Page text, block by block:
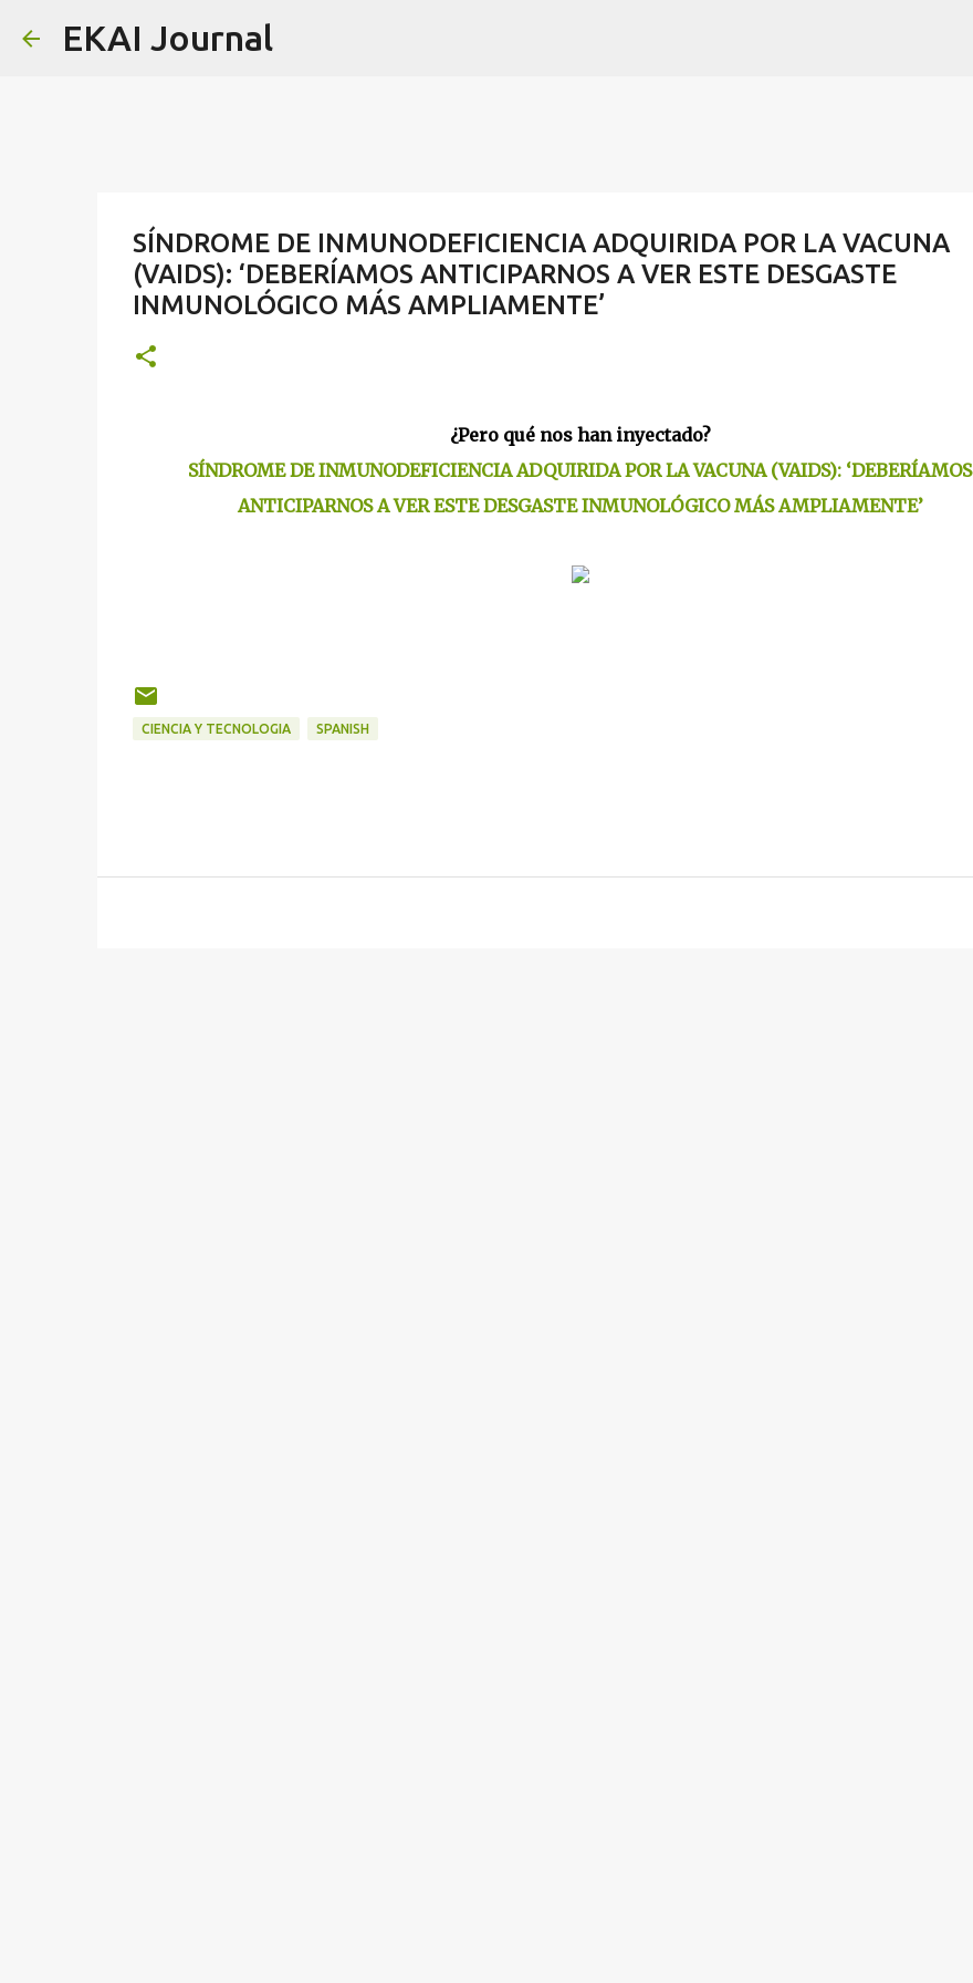
EKAI Journal
SÍNDROME DE INMUNODEFICIENCIA ADQUIRIDA POR LA VACUNA
(VAIDS): ‘DEBERÍAMOS ANTICIPARNOS A VER ESTE DESGASTE
INMUNOLÓGICO MÁS AMPLIAMENTE’
¿Pero qué nos han inyectado?
SÍNDROME DE INMUNODEFICIENCIA ADQUIRIDA POR LA VACUNA (VAIDS): ‘DEBERÍAMOS
ANTICIPARNOS A VER ESTE DESGASTE INMUNOLÓGICO MÁS AMPLIAMENTE’
CIENCIA Y TECNOLOGIA SPANISH